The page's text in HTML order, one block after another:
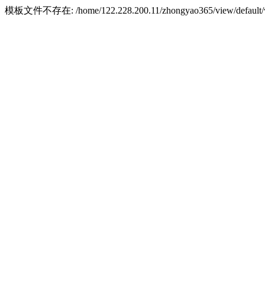
模板文件不存在: /home/122.228.200.11/zhongyao365/view/default/